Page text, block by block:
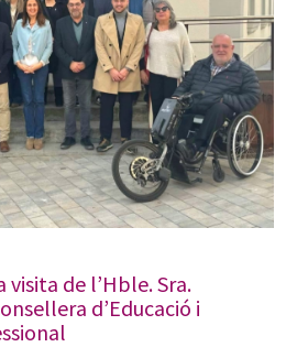
visita de l’Hble. Sra.
d’Educació i